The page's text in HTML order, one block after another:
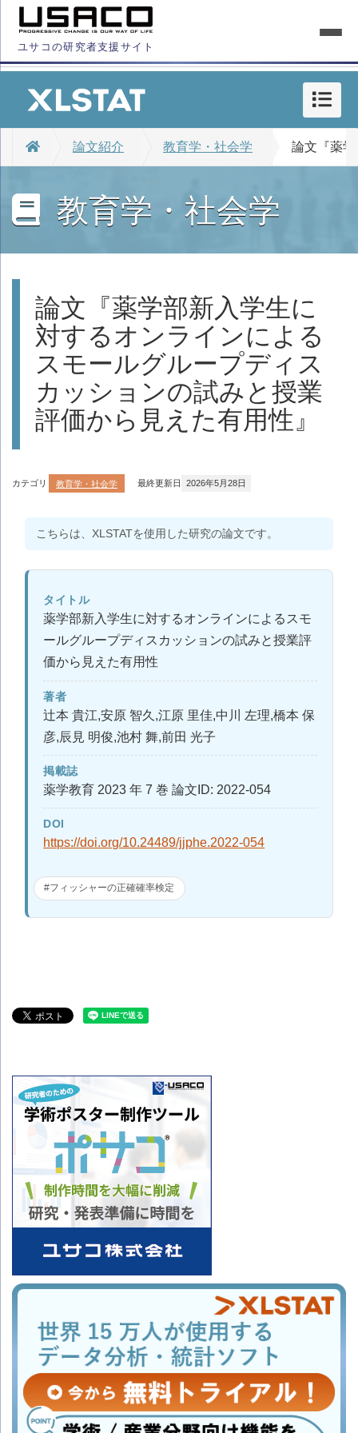
ユサコの研究者支援サイト
論文紹介 教育学・社会学 論文『薬
教育学・社会学
論文『薬学部新入学生に
対するオンラインによる
スモールグループディス
カッションの試みと授業
評価から見えた有用性』
カテゴリ 教育学・社会学 最終更新日 2026年5月28日
こちらは、XLSTATを使用した研究の論文です。
タイトル
薬学部新入学生に対するオンラインによるスモ
ールグループディスカッションの試みと授業評
価から見えた有用性
著者
辻本 貴江,安原 智久,江原 里佳,中川 左理,橋本 保
彦,辰見 明俊,池村 舞,前田 光子
掲載誌
薬学教育 2023 年 7 巻 論文ID: 2022-054
DOI
https://doi.org/10.24489/jjphe.2022-054
#フィッシャーの正確確率検定